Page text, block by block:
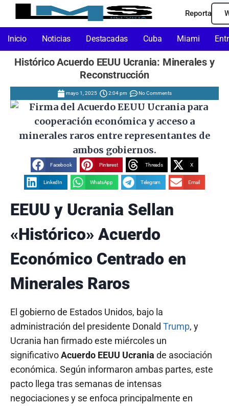
Reporta
Inicio Noticias Destacadas Cuba Miami
Histórico Acuerdo EEUU Ucrania: Minerales y
Reconstrucción
mayo 1, 2025 2:04 pm No Comments
Facebook Pinterest Threads X
LinkedIn WhatsApp Telegram Email
EEUU y Ucrania Sellan
«Histórico» Acuerdo
Económico Centrado en
Minerales Raros
El gobierno de Estados Unidos, bajo la
administración del presidente Donald Trump, y
Ucrania han firmado este miércoles un
significativoAcuerdo EEUU Ucrania de asociación
económica. Según informaron ambas partes, este
pacto llega tras semanas de intensas
negociaciones y se enfoca principalmente en